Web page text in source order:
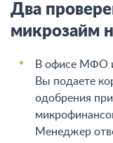
Два
микрозайм
В офисе МФО
Вы подаете
одобрения
Менеджер